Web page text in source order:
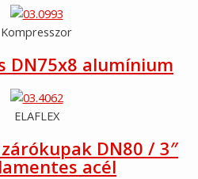
Kompresszor
DN75x8 alumínium
ELAFLEX
zárókupak DN80 / 3″
acél